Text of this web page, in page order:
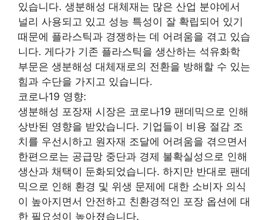
있습니다. 생분해성 대체재는 많은 산업 분야에서
널리 사용되고 있고 성능 특성이 잘 확립되어 있기
때문에 플라스틱과 경쟁하는 데 어려움을 겪고 있습
니다. 게다가 기존 플라스틱을 생산하는 석유화학
부문은 생분해성 대체재로의 전환을 방해할 수 있는
힘과 수단을 가지고 있습니다.
코로나19 영향:
생분해성 포장재 시장은 코로나19 팬데믹으로 인해
상반된 영향을 받았습니다. 기업들이 비용 절감 조
치를 우선시하고 원자재 조달에 어려움을 겪으면서
한편으로는 공급망 중단과 경제 불확실성으로 인해
생산과 채택이 둔화되었습니다. 하지만 반대로 팬데
믹으로 인해 환경 및 위생 문제에 대한 소비자 의식
이 높아지면서 안전하고 친환경적인 포장 옵션에 대
한 필요성이 높아졌습니다.